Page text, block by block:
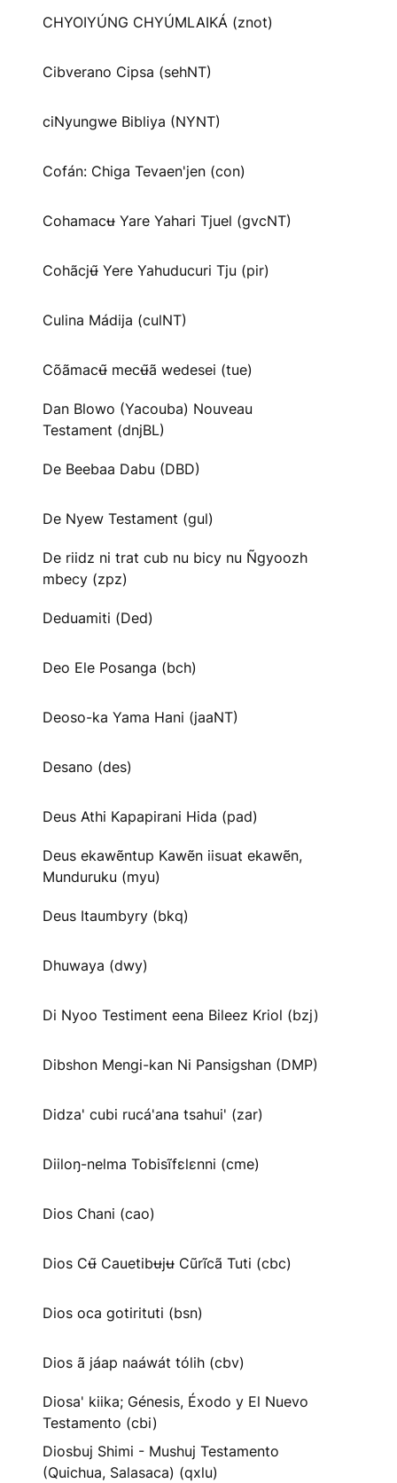
CHYOIYÚNG CHYÚMLAIKÁ (znot)
Cibverano Cipsa (sehNT)
ciNyungwe Bibliya (NYNT)
Cofán: Chiga Tevaen'jen (con)
Cohamacʉ Yare Yahari Tjuel (gvcNT)
Cohãcjʉ̃ Yere Yahuducuri Tju (pir)
Culina Mádija (culNT)
Cõãmacʉ̃ mecʉ̃ã wedesei (tue)
Dan Blowo (Yacouba) Nouveau
Testament (dnjBL)
De Beebaa Dabu (DBD)
De Nyew Testament (gul)
De riidz ni trat cub nu bicy nu Ñgyoozh
mbecy (zpz)
Deduamiti (Ded)
Deo Ele Posanga (bch)
Deoso-ka Yama Hani (jaaNT)
Desano (des)
Deus Athi Kapapirani Hida (pad)
Deus ekawẽntup Kawẽn iisuat ekawẽn,
Munduruku (myu)
Deus Itaumbyry (bkq)
Dhuwaya (dwy)
Di Nyoo Testiment eena Bileez Kriol (bzj)
Dibshon Mengi-kan Ni Pansigshan (DMP)
Didza' cubi rucá'ana tsahui' (zar)
Diiloŋ-nelma Tobisĩfɛlɛnni (cme)
Dios Chani (cao)
Dios Cʉ̃ Cauetibʉjʉ Cũrĩcã Tuti (cbc)
Dios oca gotirituti (bsn)
Dios ã jáap naáwát tólih (cbv)
Diosa' kiika; Génesis, Éxodo y El Nuevo
Testamento (cbi)
Diosbuj Shimi - Mushuj Testamento
(Quichua, Salasaca) (qxlu)